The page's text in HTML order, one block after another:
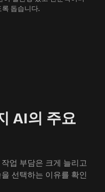
돕습니다.
AI의 주요
업 부담은 크게 늘리고
선택하는 이유를 확인